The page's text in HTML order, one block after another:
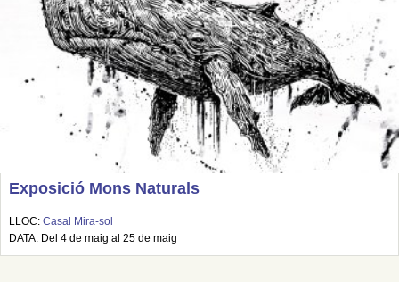
Exposició Mons Naturals
LLOC: Casal Mira-sol
DATA: Del 4 de maig al 25 de maig